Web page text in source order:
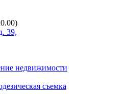
39,
недвижимости
съемка